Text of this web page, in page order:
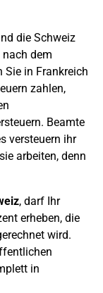
die Schweiz
nach dem
Sie in Frankreich
zahlen,
Beamte
versteuern ihr
arbeiten, denn
, darf Ihr
erheben, die
wird.
in